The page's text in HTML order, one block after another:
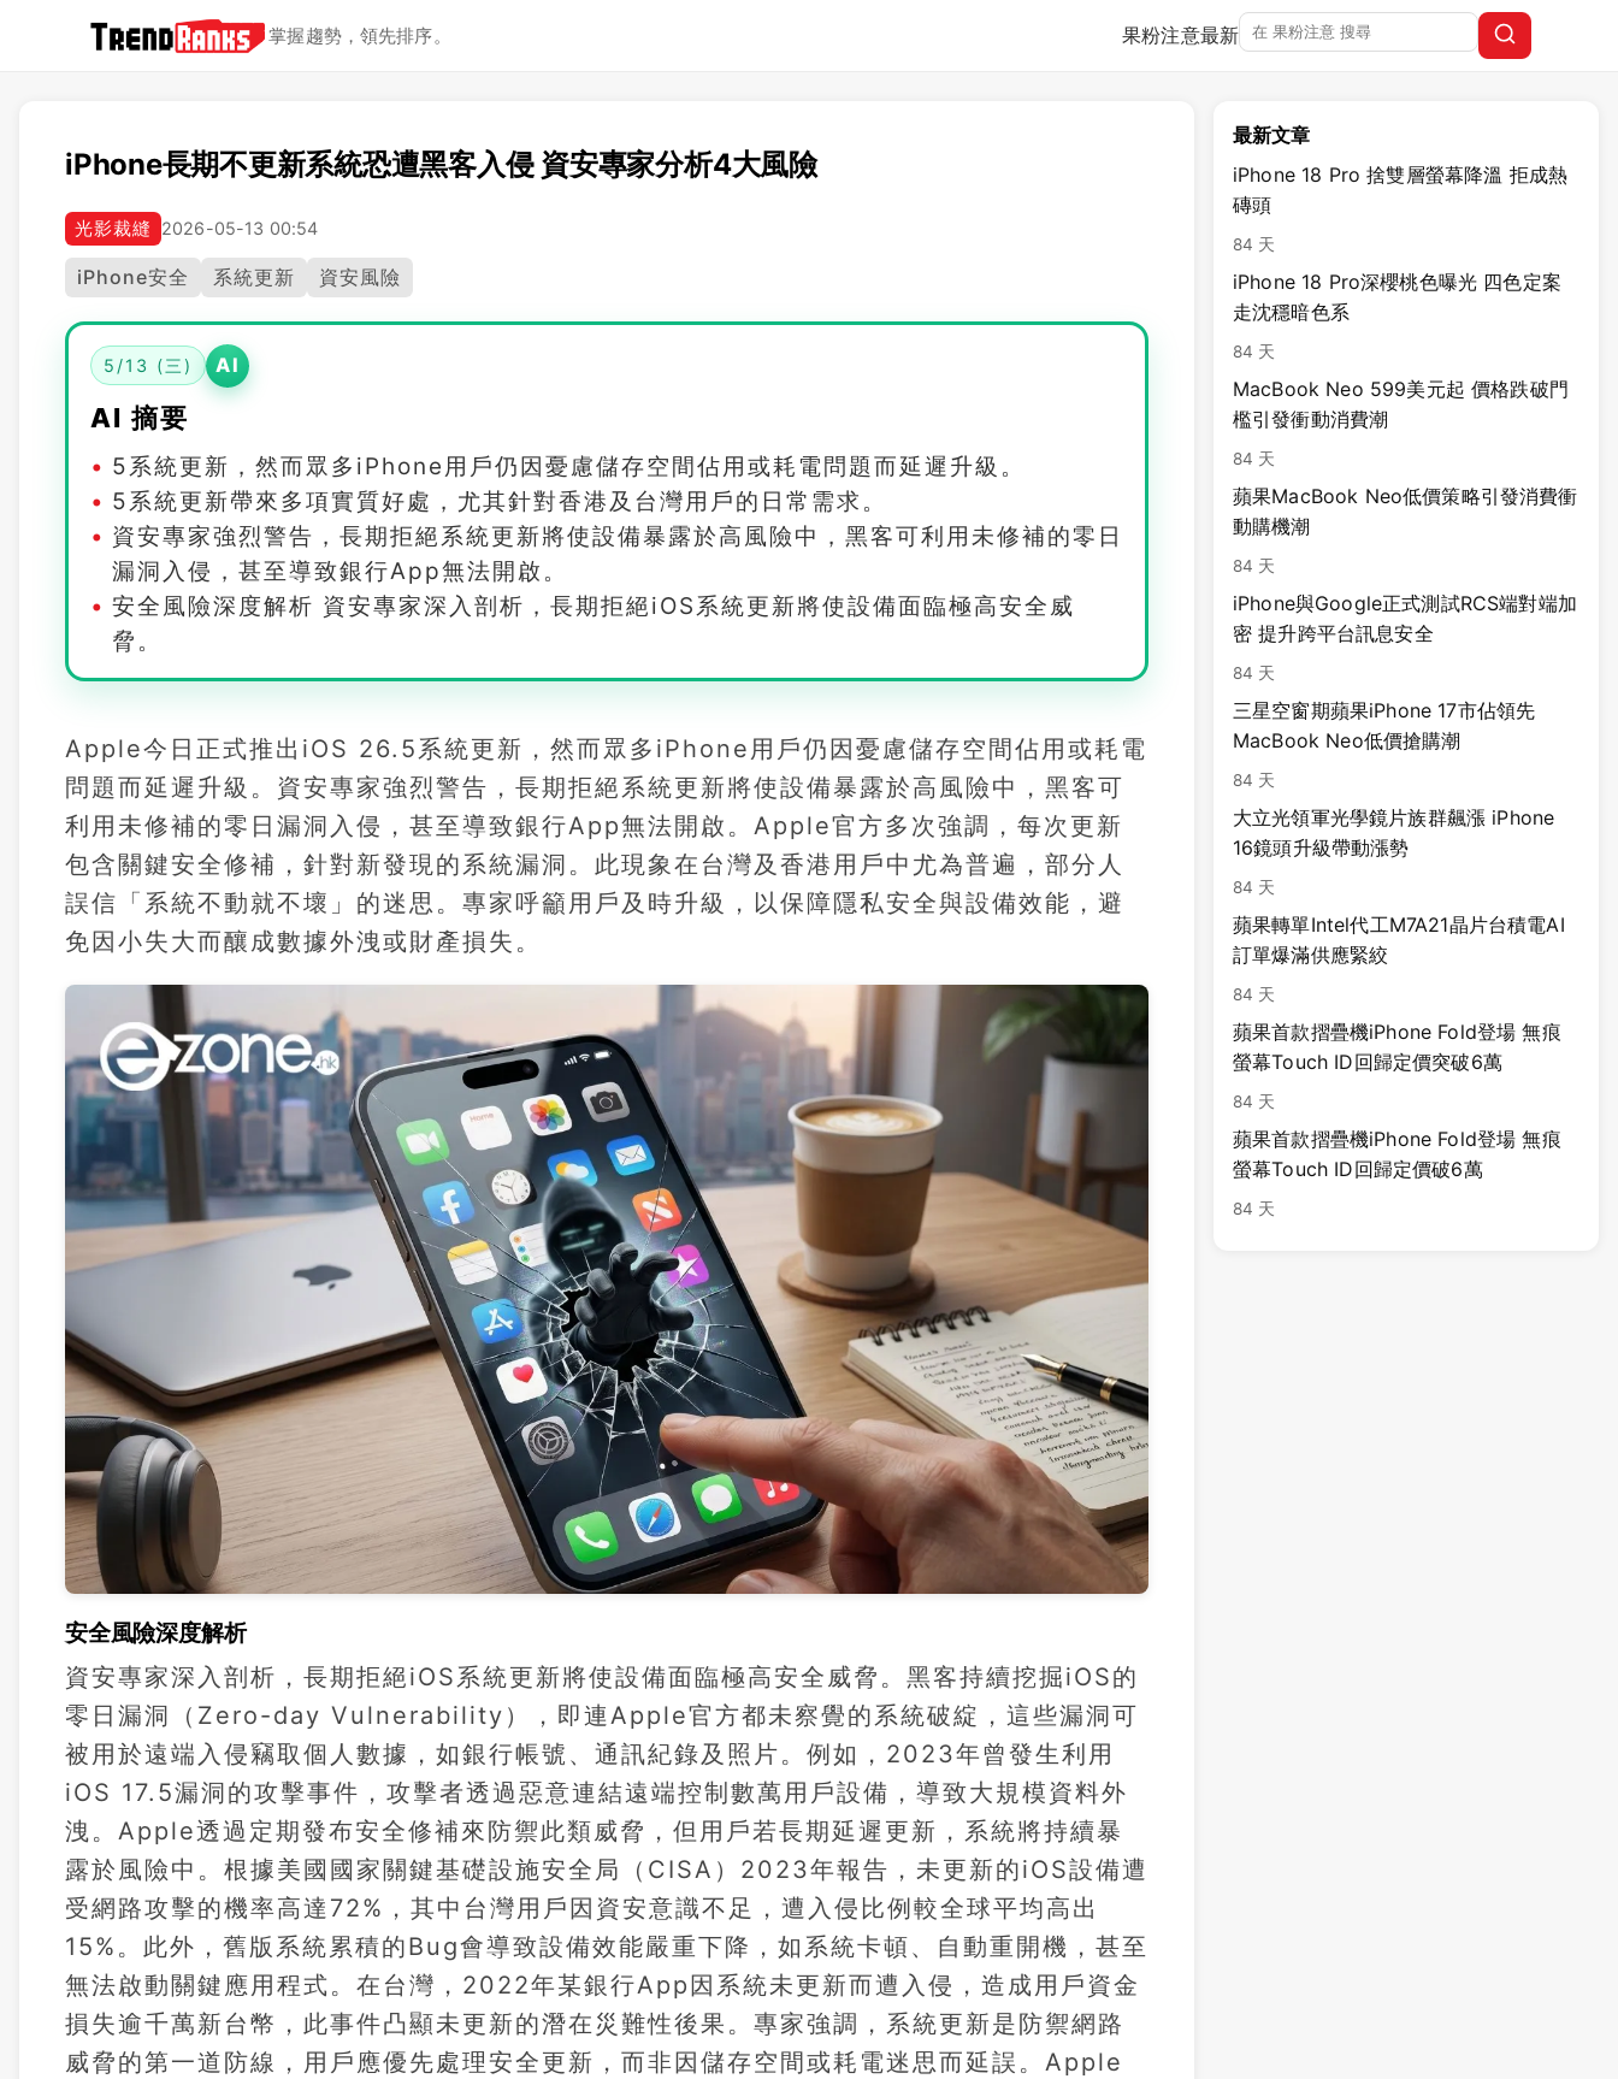
掌握趨勢，領先排序。 果粉注意最新
iPhone長期不更新系統恐遭黑客入侵 資安專家分析4大風險
光影裁縫 2026-05-13 00:54
iPhone安全 系統更新 資安風險
5/13 (三) AI
AI 摘要
5系統更新，然而眾多iPhone用戶仍因憂慮儲存空間佔用或耗電問題而延遲升級。
5系統更新帶來多項實質好處，尤其針對香港及台灣用戶的日常需求。
資安專家強烈警告，長期拒絕系統更新將使設備暴露於高風險中，黑客可利用未修補的零日
漏洞入侵，甚至導致銀行App無法開啟。
安全風險深度解析 資安專家深入剖析，長期拒絕iOS系統更新將使設備面臨極高安全威
脅。
Apple今日正式推出iOS 26.5系統更新，然而眾多iPhone用戶仍因憂慮儲存空間佔用或耗電
問題而延遲升級。資安專家強烈警告，長期拒絕系統更新將使設備暴露於高風險中，黑客可
利用未修補的零日漏洞入侵，甚至導致銀行App無法開啟。Apple官方多次強調，每次更新
包含關鍵安全修補，針對新發現的系統漏洞。此現象在台灣及香港用戶中尤為普遍，部分人
誤信「系統不動就不壞」的迷思。專家呼籲用戶及時升級，以保障隱私安全與設備效能，避
免因小失大而釀成數據外洩或財產損失。
安全風險深度解析
資安專家深入剖析，長期拒絕iOS系統更新將使設備面臨極高安全威脅。黑客持續挖掘iOS的
零日漏洞（Zero-day Vulnerability），即連Apple官方都未察覺的系統破綻，這些漏洞可
被用於遠端入侵竊取個人數據，如銀行帳號、通訊紀錄及照片。例如，2023年曾發生利用
iOS 17.5漏洞的攻擊事件，攻擊者透過惡意連結遠端控制數萬用戶設備，導致大規模資料外
洩。Apple透過定期發布安全修補來防禦此類威脅，但用戶若長期延遲更新，系統將持續暴
露於風險中。根據美國國家關鍵基礎設施安全局（CISA）2023年報告，未更新的iOS設備遭
受網路攻擊的機率高達72%，其中台灣用戶因資安意識不足，遭入侵比例較全球平均高出
15%。此外，舊版系統累積的Bug會導致設備效能嚴重下降，如系統卡頓、自動重開機，甚至
無法啟動關鍵應用程式。在台灣，2022年某銀行App因系統未更新而遭入侵，造成用戶資金
損失逾千萬新台幣，此事件凸顯未更新的潛在災難性後果。專家強調，系統更新是防禦網路
威脅的第一道防線，用戶應優先處理安全更新，而非因儲存空間或耗電迷思而延誤。Apple
最新文章
iPhone 18 Pro 捨雙層螢幕降溫 拒成熱
磚頭
84 天
iPhone 18 Pro深櫻桃色曝光 四色定案
走沈穩暗色系
84 天
MacBook Neo 599美元起 價格跌破門
檻引發衝動消費潮
84 天
蘋果MacBook Neo低價策略引發消費衝
動購機潮
84 天
iPhone與Google正式測試RCS端對端加
密 提升跨平台訊息安全
84 天
三星空窗期蘋果iPhone 17市佔領先
MacBook Neo低價搶購潮
84 天
大立光領軍光學鏡片族群飆漲 iPhone
16鏡頭升級帶動漲勢
84 天
蘋果轉單Intel代工M7A21晶片台積電AI
訂單爆滿供應緊絞
84 天
蘋果首款摺疊機iPhone Fold登場 無痕
螢幕Touch ID回歸定價突破6萬
84 天
蘋果首款摺疊機iPhone Fold登場 無痕
螢幕Touch ID回歸定價破6萬
84 天